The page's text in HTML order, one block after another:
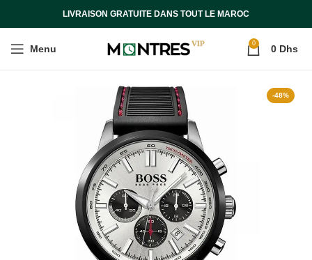
LIVRAISON GRATUITE DANS TOUT LE MAROC
Menu 0 0 Dhs
-48%